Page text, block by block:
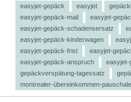
easyjet-gepäck easyjet
easyjet-gepäck-mail
easyjet-
easyjet-gepäck-schadensersatz
easyjet-gepäck-kinderwagen
easyjet-gepäck-frist
easyjet-
easyjet-gepäck-anspruch
easyjet-
gepäckverspätung-tagessatz
montrealer-übereinkommen-pauschale